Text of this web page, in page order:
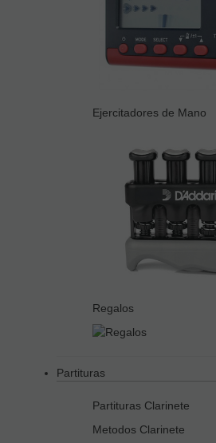
Ejercitadores de Mano
Regalos
Partituras
Partituras Clarinete
Metodos Clarinete